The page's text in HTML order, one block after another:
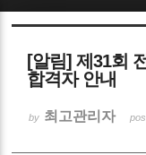
[알림] 제31회
합격자 안내
by 최고관리자